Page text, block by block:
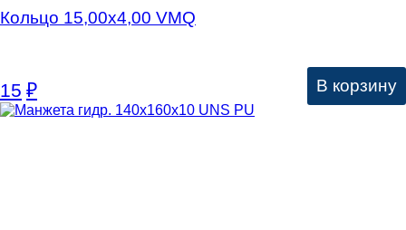
Кольцо 15,00х4,00 VMQ
15 ₽ В корзину